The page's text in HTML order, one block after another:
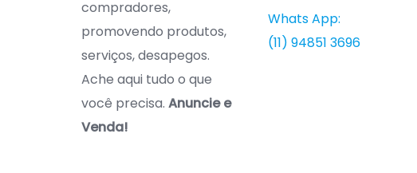
compradores,
promovendo produtos,
serviços, desapegos.
Ache aqui tudo o que
você precisa. Anuncie e
Venda!
Whats App:
(11) 94851 3696